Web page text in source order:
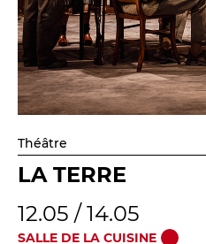
Théâtre
LA TERRE
12.05 / 14.05
SALLE DE LA CUISINE